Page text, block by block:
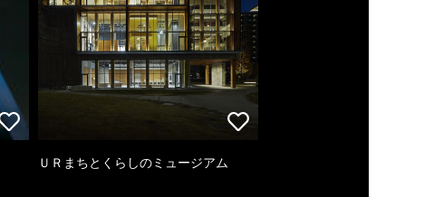
ＵＲまちとくらしのミュージアム